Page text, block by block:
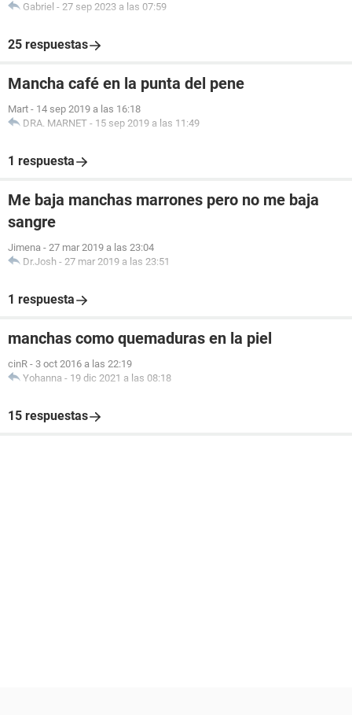
Gabriel - 27 sep 2023 a las 07:59
25 respuestas
Mancha café en la punta del pene
Mart - 14 sep 2019 a las 16:18
DRA. MARNET - 15 sep 2019 a las 11:49
1 respuesta
Me baja manchas marrones pero no me baja
sangre
Jimena - 27 mar 2019 a las 23:04
Dr.Josh - 27 mar 2019 a las 23:51
1 respuesta
manchas como quemaduras en la piel
cinR - 3 oct 2016 a las 22:19
Yohanna - 19 dic 2021 a las 08:18
15 respuestas